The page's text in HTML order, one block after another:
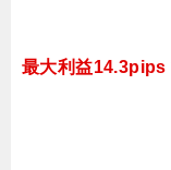
最大利益14.3pips